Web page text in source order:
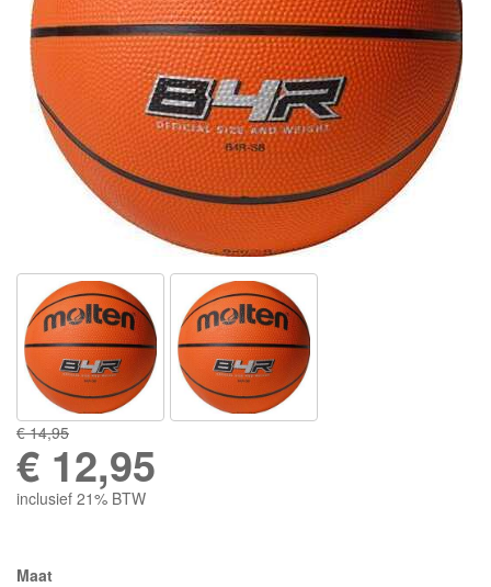
€ 14,95
€ 12,95
inclusief 21% BTW
Maat